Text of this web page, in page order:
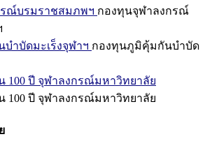
ณ์บรมราชสมภพฯ กองทุนจุฬาลงกรณ์
ำบัดมะเร็งจุฬาฯ กองทุนภูมิคุ้มกันบำบัด
100 ปี จุฬาลงกรณ์มหาวิทยาลัย
100 ปี จุฬาลงกรณ์มหาวิทยาลัย